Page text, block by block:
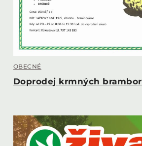
OBECNÉ
Doprodej krmných brambor